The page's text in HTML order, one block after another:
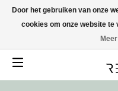
Duurzaam, eco-vriendelijk en
Door het gebruiken van onze
cookies om onze website te